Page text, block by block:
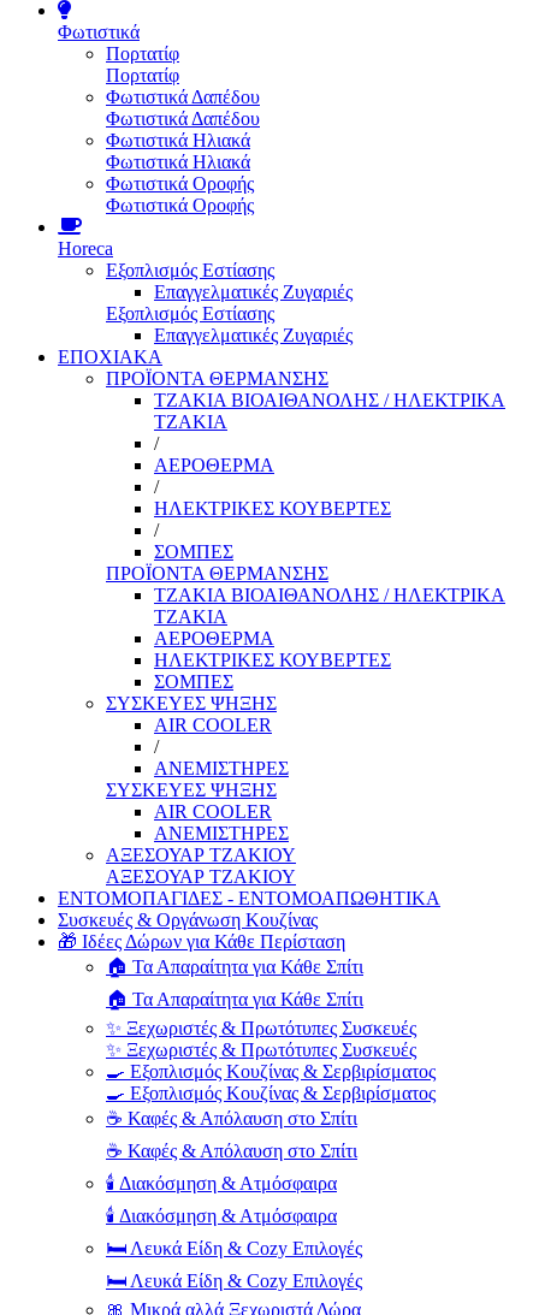
Φωτιστικά
Πορτατίφ
Πορτατίφ
Φωτιστικά Δαπέδου
Φωτιστικά Δαπέδου
Φωτιστικά Ηλιακά
Φωτιστικά Ηλιακά
Φωτιστικά Οροφής
Φωτιστικά Οροφής
Horeca
Εξοπλισμός Εστίασης
Επαγγελματικές Ζυγαριές
Εξοπλισμός Εστίασης
Επαγγελματικές Ζυγαριές
ΕΠΟΧΙΑΚΑ
ΠΡΟΪΟΝΤΑ ΘΕΡΜΑΝΣΗΣ
ΤΖΑΚΙΑ ΒΙΟΑΙΘΑΝΟΛΗΣ / ΗΛΕΚΤΡΙΚΑ
ΤΖΑΚΙΑ
/
ΑΕΡΟΘΕΡΜΑ
/
ΗΛΕΚΤΡΙΚΕΣ ΚΟΥΒΕΡΤΕΣ
/
ΣΟΜΠΕΣ
ΠΡΟΪΟΝΤΑ ΘΕΡΜΑΝΣΗΣ
ΤΖΑΚΙΑ ΒΙΟΑΙΘΑΝΟΛΗΣ / ΗΛΕΚΤΡΙΚΑ
ΤΖΑΚΙΑ
ΑΕΡΟΘΕΡΜΑ
ΗΛΕΚΤΡΙΚΕΣ ΚΟΥΒΕΡΤΕΣ
ΣΟΜΠΕΣ
ΣΥΣΚΕΥΕΣ ΨΗΞΗΣ
AIR COOLER
/
ΑΝΕΜΙΣΤΗΡΕΣ
ΣΥΣΚΕΥΕΣ ΨΗΞΗΣ
AIR COOLER
ΑΝΕΜΙΣΤΗΡΕΣ
ΑΞΕΣΟΥΑΡ ΤΖΑΚΙΟΥ
ΑΞΕΣΟΥΑΡ ΤΖΑΚΙΟΥ
ΕΝΤΟΜΟΠΑΓΙΔΕΣ - ΕΝΤΟΜΟΑΠΩΘΗΤΙΚΑ
Συσκευές & Οργάνωση Κουζίνας
🎁 Ιδέες Δώρων για Κάθε Περίσταση
🏠 Τα Απαραίτητα για Κάθε Σπίτι
🏠 Τα Απαραίτητα για Κάθε Σπίτι
✨ Ξεχωριστές & Πρωτότυπες Συσκευές
✨ Ξεχωριστές & Πρωτότυπες Συσκευές
🍳 Εξοπλισμός Κουζίνας & Σερβιρίσματος
🍳 Εξοπλισμός Κουζίνας & Σερβιρίσματος
☕ Καφές & Απόλαυση στο Σπίτι
☕ Καφές & Απόλαυση στο Σπίτι
🕯️ Διακόσμηση & Ατμόσφαιρα
🕯️ Διακόσμηση & Ατμόσφαιρα
🛏️ Λευκά Είδη & Cozy Επιλογές
🛏️ Λευκά Είδη & Cozy Επιλογές
🎀 Μικρά αλλά Ξεχωριστά Δώρα